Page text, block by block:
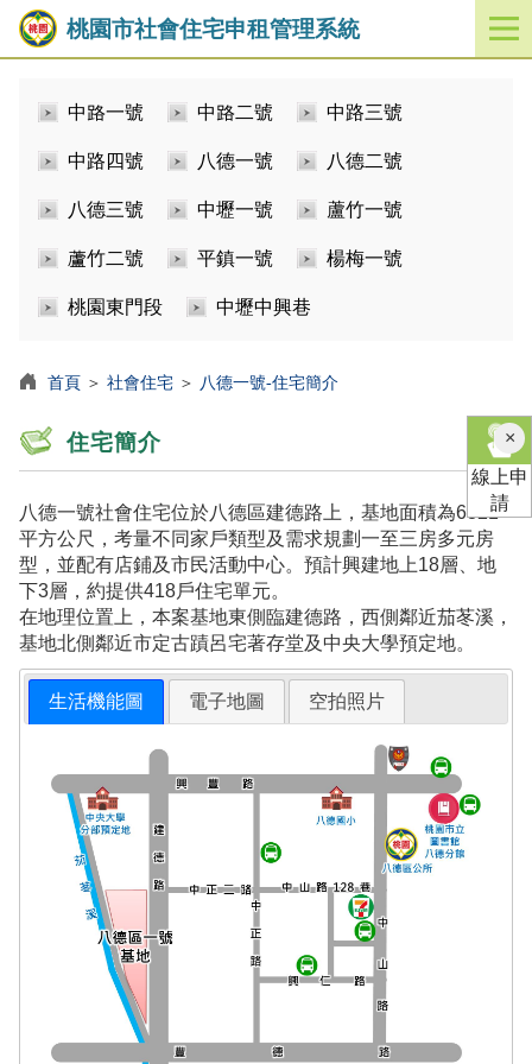
桃園市社會住宅申租管理系統
開
啟
中路一號 中路二號 中路三號
中路四號 八德一號 八德二號
八德三號 中壢一號 蘆竹一號
蘆竹二號 平鎮一號 楊梅一號
桃園東門段 中壢中興巷
首頁 ＞ 社會住宅 ＞ 八德一號-住宅簡介
住宅簡介
八德一號社會住宅位於八德區建德路上，基地面積為6821
平方公尺，考量不同家戶類型及需求規劃一至三房多元房
型，並配有店鋪及市民活動中心。預計興建地上18層、地
下3層，約提供418戶住宅單元。
在地理位置上，本案基地東側臨建德路，西側鄰近茄苳溪，
基地北側鄰近市定古蹟呂宅著存堂及中央大學預定地。
生活機能圖 電子地圖 空拍照片
×關
閉
線上申
請